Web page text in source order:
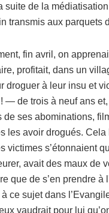
de la
transmis aux parquets
fin avril, on
profitait, dans un
droguer à leur insu et
— de trois à neuf ans
ses abominations,
les avoir drogués.
victimes s’étonnaient
avait des maux
que de s’en prendre
ce sujet dans
vaudrait pour lui